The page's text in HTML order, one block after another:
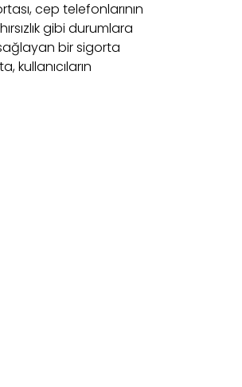
cep telefonlarının
gibi durumlara
sağlayan bir sigorta
kullanıcıların